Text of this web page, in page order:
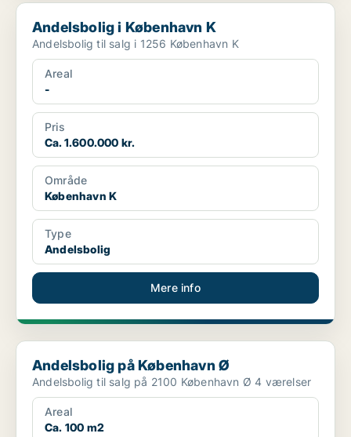
Andelsbolig i København K
Andelsbolig i København K
Andelsbolig til salg i 1256 København K
Areal
-
Pris
Ca. 1.600.000 kr.
Område
København K
Type
Andelsbolig
Mere info
Andelsbolig på København Ø
Andelsbolig på København Ø
Andelsbolig til salg på 2100 København Ø 4 værelser
Areal
Ca. 100 m2